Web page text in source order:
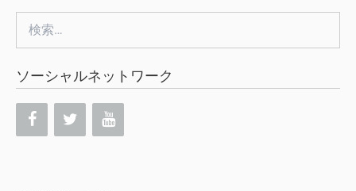
索:
ソーシャルネットワーク